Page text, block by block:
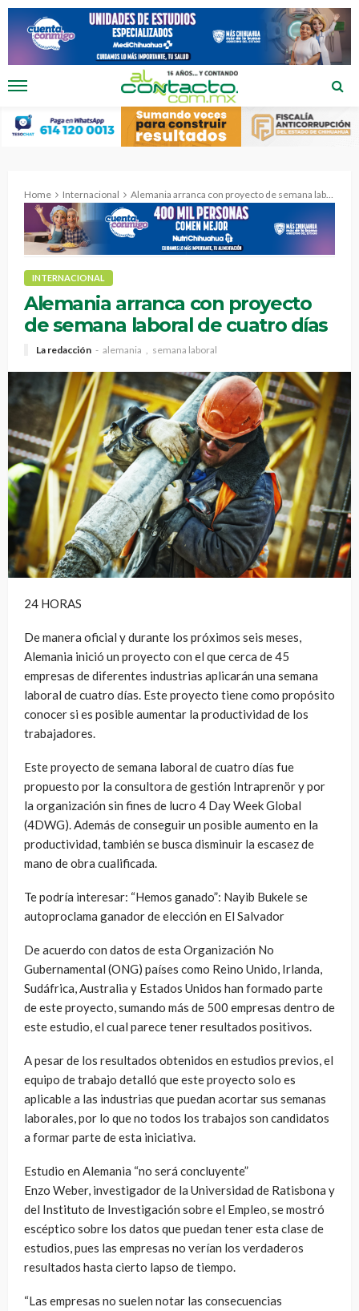
Home Internacional Alemania arranca con proyecto de semana laboral de cuatro días
INTERNACIONAL
Alemania arranca con proyecto
de semana laboral de cuatro días
La redacción alemania semana laboral
24 HORAS
De manera oficial y durante los próximos seis meses,
Alemania inició un proyecto con el que cerca de 45
empresas de diferentes industrias aplicarán una semana
laboral de cuatro días. Este proyecto tiene como propósito
conocer si es posible aumentar la productividad de los
trabajadores.
Este proyecto de semana laboral de cuatro días fue
propuesto por la consultora de gestión Intraprenör y por
la organización sin fines de lucro 4 Day Week Global
(4DWG). Además de conseguir un posible aumento en la
productividad, también se busca disminuir la escasez de
mano de obra cualificada.
Te podría interesar: “Hemos ganado”: Nayib Bukele se
autoproclama ganador de elección en El Salvador
De acuerdo con datos de esta Organización No
Gubernamental (ONG) países como Reino Unido, Irlanda,
Sudáfrica, Australia y Estados Unidos han formado parte
de este proyecto, sumando más de 500 empresas dentro de
este estudio, el cual parece tener resultados positivos.
A pesar de los resultados obtenidos en estudios previos, el
equipo de trabajo detalló que este proyecto solo es
aplicable a las industrias que puedan acortar sus semanas
laborales, por lo que no todos los trabajos son candidatos
a formar parte de esta iniciativa.
Estudio en Alemania “no será concluyente”
Enzo Weber, investigador de la Universidad de Ratisbona y
del Instituto de Investigación sobre el Empleo, se mostró
escéptico sobre los datos que puedan tener esta clase de
estudios, pues las empresas no verían los verdaderos
resultados hasta cierto lapso de tiempo.
“Las empresas no suelen notar las consecuencias